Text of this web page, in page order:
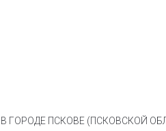
ПСКОВЕ (ПСКОВСКОЙ